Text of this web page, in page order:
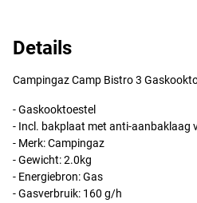
Details
Campingaz Camp Bistro 3
- Gaskooktoestel
- Incl. bakplaat met anti-aanbaklaag
- Merk: Campingaz
- Gewicht: 2.0kg
- Energiebron: Gas
- Gasverbruik: 160 g/h